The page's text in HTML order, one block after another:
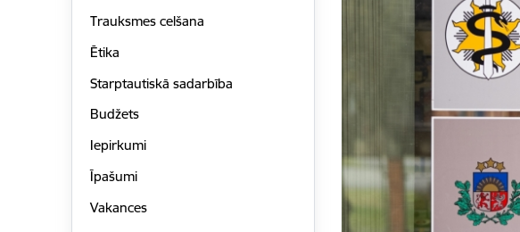
Trauksmes celšana
Ētika
Starptautiskā sadarbība
Budžets
Iepirkumi
Īpašumi
Vakances